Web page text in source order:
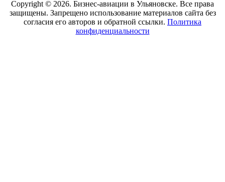
Copyright © 2026. Бизнес-авиации в Ульяновске. Все права
защищены. Запрещено использование материалов сайта без
согласия его авторов и обратной ссылки. Политика
конфиденциальности